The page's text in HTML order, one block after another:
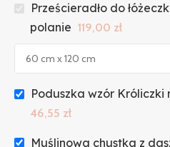
Prześcieradło do
polanie 119,00 zł
Poduszka wzór Króliczki
46,55 zł
Muślinowa chustka z